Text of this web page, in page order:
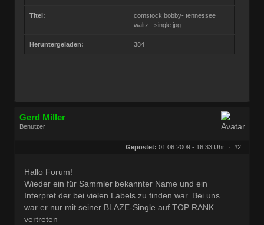
Titel:
comstock bobby- tennessee
waltz - single.jpg
Heruntergeladen: 384
Gerd Miller
Benutzer
Gepostet: 01.06.2009 - 16:33 Uhr · #2
Hallo Forum!
Wieder ein für Sammler bekannter Name und ein
Interpret der bei vielen Labels zu finden war. Bei uns
war er nur mit seiner BLAZE-Single auf TOP RANK
vertreten